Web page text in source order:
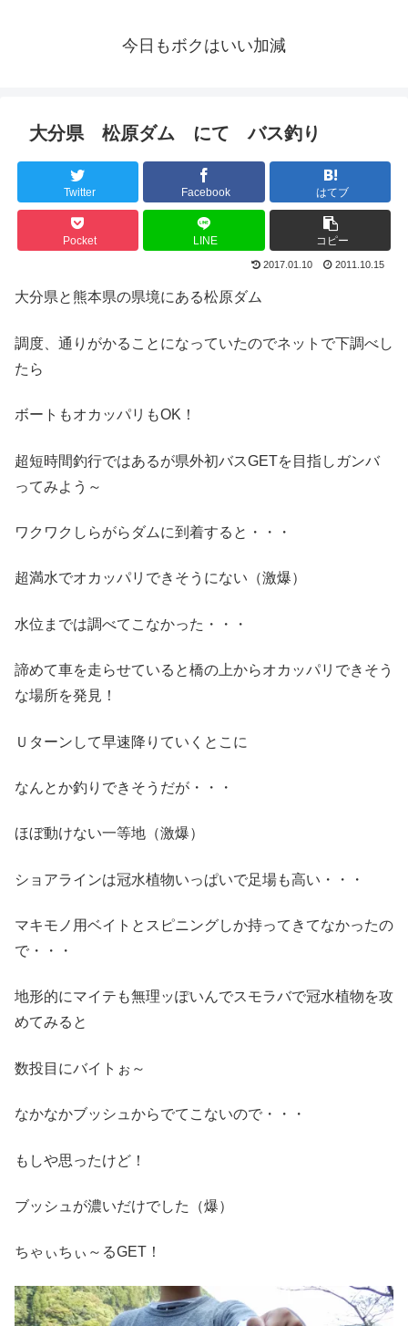
今日もボクはいい加減
大分県 松原ダム にて バス釣り
Twitter Facebook はてブ
Pocket LINE コピー
2017.01.10 2011.10.15
大分県と熊本県の県境にある松原ダム
調度、通りがかることになっていたのでネットで下調べし
たら
ボートもオカッパリもOK！
超短時間釣行ではあるが県外初バスGETを目指しガンバ
ってみよう～
ワクワクしらがらダムに到着すると・・・
超満水でオカッパリできそうにない（激爆）
水位までは調べてこなかった・・・
諦めて車を走らせていると橋の上からオカッパリできそう
な場所を発見！
Ｕターンして早速降りていくとこに
なんとか釣りできそうだが・・・
ほぼ動けない一等地（激爆）
ショアラインは冠水植物いっぱいで足場も高い・・・
マキモノ用ベイトとスピニングしか持ってきてなかったの
で・・・
地形的にマイテも無理ッぽいんでスモラバで冠水植物を攻
めてみると
数投目にバイトぉ～
なかなかブッシュからでてこないので・・・
もしや思ったけど！
ブッシュが濃いだけでした（爆）
ちゃぃちぃ～るGET！